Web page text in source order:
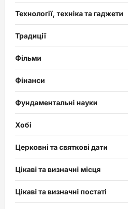
Технології, техніка та гаджети
Традиції
Фільми
Фінанси
Фундаментальні науки
Хобі
Церковні та святкові дати
Цікаві та визначні місця
Цікаві та визначні постаті